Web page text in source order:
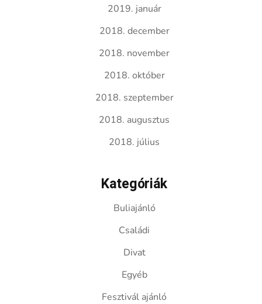
2019. január
2018. december
2018. november
2018. október
2018. szeptember
2018. augusztus
2018. július
Kategóriák
Buliajánló
Családi
Divat
Egyéb
Fesztivál ajánló